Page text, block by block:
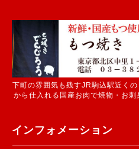
下町の雰囲気も残すJR駒込駅近く
から仕入れる国産お肉で焼物・お刺
インフォメーション